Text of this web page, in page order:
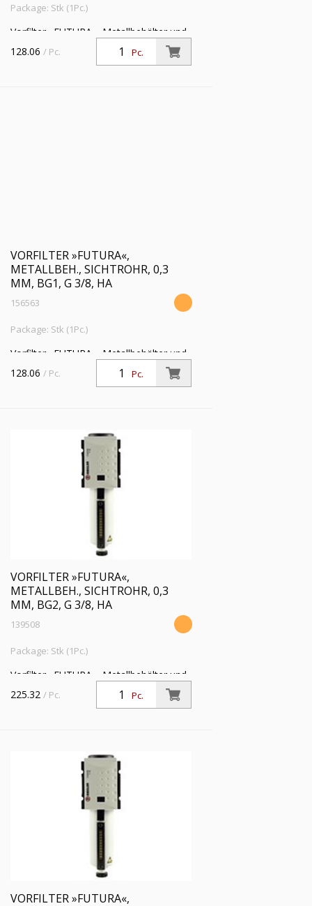
Package: Stk (1Pc.)
Vorfilter »FUTURA«, Metallbehälter und
Sichtrohr, 0,3 µm, BG 1, G 1/4, PE 1,5 -
16 bar, Temp. -10 °C bis 50 °C,
Pc.
128.06 / Pc.
VORFILTER »FUTURA«,
METALLBEH., SICHTROHR, 0,3
ΜM, BG1, G 3/8, HA
156563
Package: Stk (1Pc.)
Vorfilter »FUTURA«, Metallbehälter und
Sichtrohr, 0,3 µm, BG 1, G 3/8, PE 1,5 -
16 bar, Temp. -10 °C bis 50 °C,
Pc.
128.06 / Pc.
VORFILTER »FUTURA«,
METALLBEH., SICHTROHR, 0,3
ΜM, BG2, G 3/8, HA
139508
Package: Stk (1Pc.)
Vorfilter »FUTURA«, Metallbehälter und
Sichtrohr, 0,3 µm, BG 2, G 3/8, PE 1,5 -
16 bar, Temp. -10 °C bis 50 °C,
Pc.
225.32 / Pc.
VORFILTER »FUTURA«,